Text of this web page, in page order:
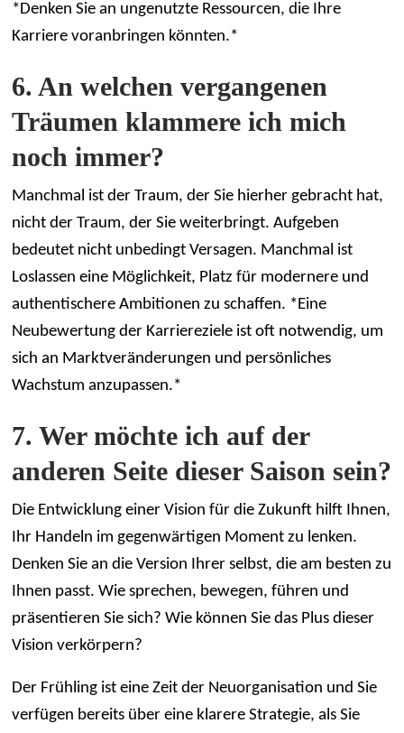
*Denken Sie an ungenutzte Ressourcen, die Ihre
Karriere voranbringen könnten.*
6. An welchen vergangenen
Träumen klammere ich mich
noch immer?
Manchmal ist der Traum, der Sie hierher gebracht hat,
nicht der Traum, der Sie weiterbringt. Aufgeben
bedeutet nicht unbedingt Versagen. Manchmal ist
Loslassen eine Möglichkeit, Platz für modernere und
authentischere Ambitionen zu schaffen. *Eine
Neubewertung der Karriereziele ist oft notwendig, um
sich an Marktveränderungen und persönliches
Wachstum anzupassen.*
7. Wer möchte ich auf der
anderen Seite dieser Saison sein?
Die Entwicklung einer Vision für die Zukunft hilft Ihnen,
Ihr Handeln im gegenwärtigen Moment zu lenken.
Denken Sie an die Version Ihrer selbst, die am besten zu
Ihnen passt. Wie sprechen, bewegen, führen und
präsentieren Sie sich? Wie können Sie das Plus dieser
Vision verkörpern?
Der Frühling ist eine Zeit der Neuorganisation und Sie
verfügen bereits über eine klarere Strategie, als Sie